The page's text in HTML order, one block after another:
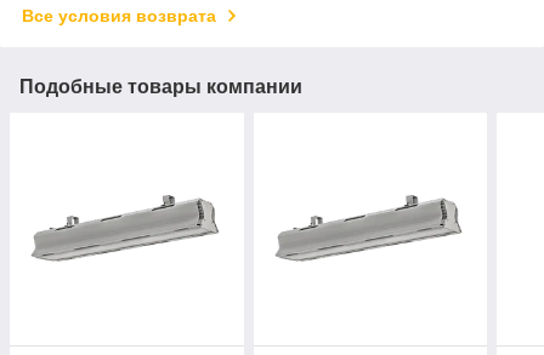
Все условия возврата
Подобные товары компании